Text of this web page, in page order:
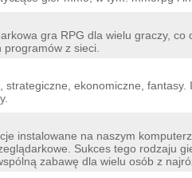
gra RPG dla wielu graczy,
z sieci.
strategiczne, ekonomiczne,
instalowane na naszym
Sukces tego rodzaju
zabawę dla wielu osób z